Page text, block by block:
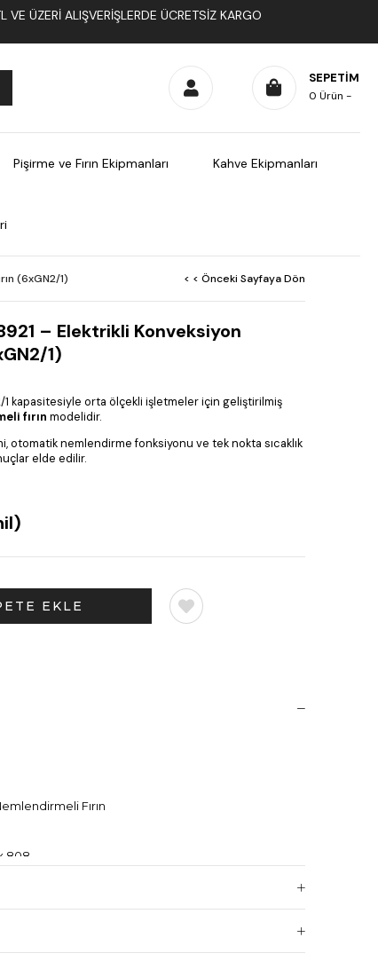
ÜZERI ALIŞVERIŞLERDE ÜCRETSIZ KARGO
SEPETIM
0 Ürün
Pişirme ve Fırın Ekipmanları Kahve Ekipmanları
(6xGN2/1) < < Önceki Sayfaya Dön
– Elektrikli Konveksiyon
1)
1 kapasitesiyle orta ölçekli işletmeler için geliştirilmiş
fırın modelidir.
otomatik nemlendirme fonksiyonu ve tek nokta sıcaklık
elde edilir.
Fırın
808